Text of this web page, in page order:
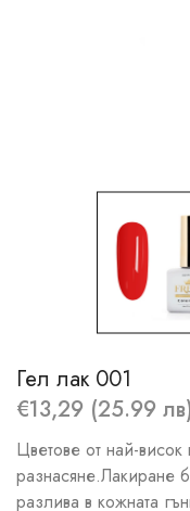
Гел лак 001
€13,29 (25.99
Цветове от най-
разнасяне.Лакиране
разлива в кожната